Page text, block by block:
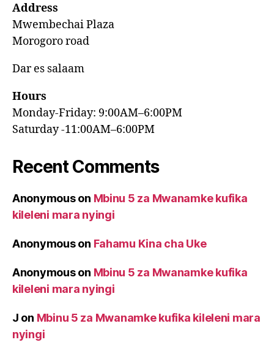
Address
Mwembechai Plaza
Morogoro road
Dar es salaam
Hours
Monday-Friday: 9:00AM–6:00PM
Saturday -11:00AM–6:00PM
Recent Comments
Anonymouson Mbinu 5 za Mwanamke kufika
kileleni mara nyingi
Anonymouson Fahamu Kina cha Uke
Anonymouson Mbinu 5 za Mwanamke kufika
kileleni mara nyingi
J on Mbinu 5 za Mwanamke kufika kileleni mara
nyingi